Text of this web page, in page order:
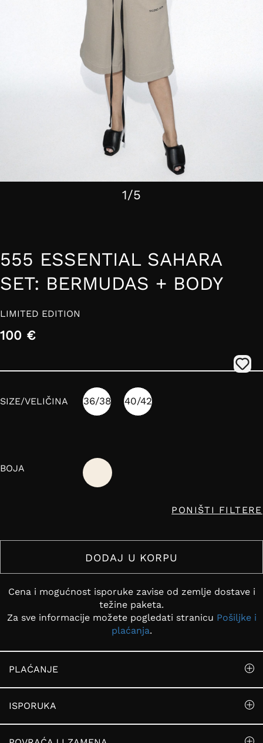
1/5
555 ESSENTIAL SAHARA
SET: BERMUDAS + BODY
LIMITED EDITION
100 €
SIZE/VELIČINA 36/38 40/42
BOJA
PONIŠTI FILTERE
DODAJ U KORPU
Cena i mogućnost isporuke zavise od zemlje dostave i
težine paketa.
Za sve informacije možete pogledati stranicu Pošiljke i
plaćanja.
PLAĆANJE
ISPORUKA